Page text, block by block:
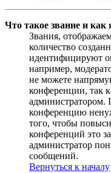
Что такое звание и как
Звания,
количество
идентифицируют
например,
не можете
конференции, так
администратором.
конференцию
того, чтобы
конференций это
администратор
сообщений.
Вернуться к началу